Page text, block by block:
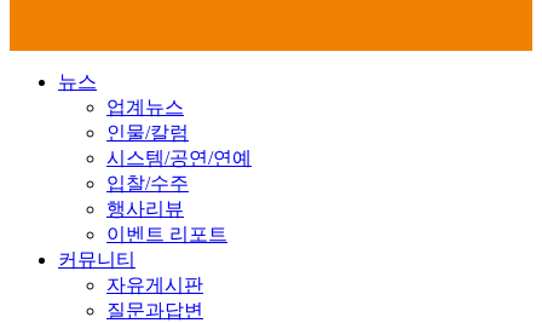
뉴스
업계뉴스
인물/칼럼
시스템/공연/연예
입찰/수주
행사리뷰
이벤트 리포트
커뮤니티
자유게시판
질문과답변